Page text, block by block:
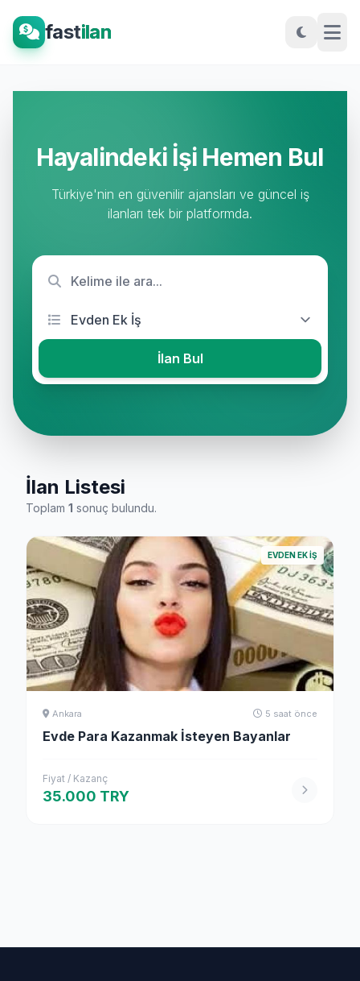
fastilan
Hayalindeki İşi Hemen Bul
Türkiye'nin en güvenilir ajansları ve güncel iş
ilanları tek bir platformda.
İlan Bul
İlan Listesi
Toplam 1 sonuç bulundu.
EVDEN EK İŞ
Ankara 5 saat önce
Evde Para Kazanmak İsteyen Bayanlar
Fiyat / Kazanç
35.000 TRY